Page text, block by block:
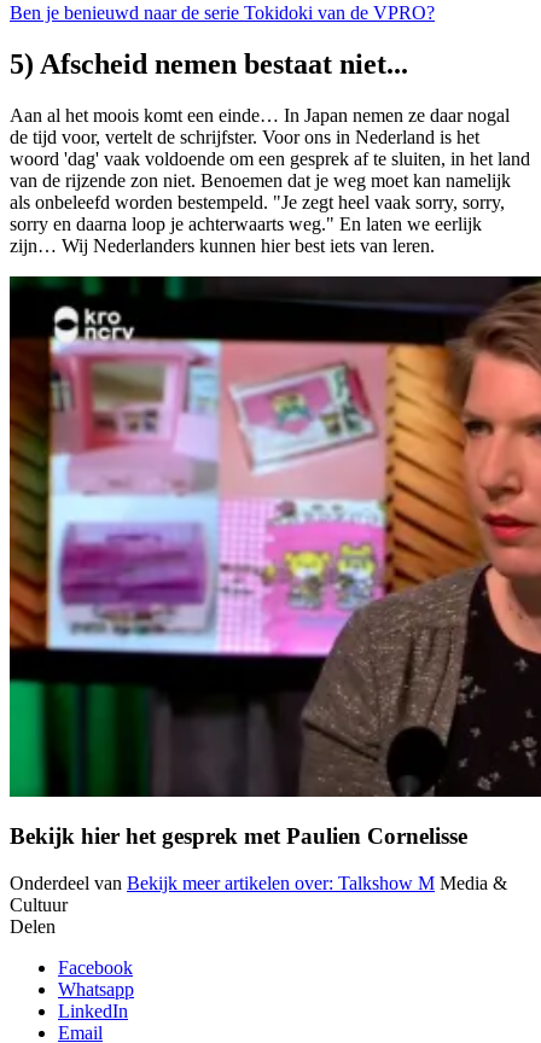
Ben je benieuwd naar de serie Tokidoki van de VPRO?
5) Afscheid nemen bestaat niet...
Aan al het moois komt een einde… In Japan nemen ze daar nogal
de tijd voor, vertelt de schrijfster. Voor ons in Nederland is het
woord 'dag' vaak voldoende om een gesprek af te sluiten, in het land
van de rijzende zon niet. Benoemen dat je weg moet kan namelijk
als onbeleefd worden bestempeld. "Je zegt heel vaak sorry, sorry,
sorry en daarna loop je achterwaarts weg." En laten we eerlijk
zijn… Wij Nederlanders kunnen hier best iets van leren.
Bekijk hier het gesprek met Paulien Cornelisse
Onderdeel van Bekijk meer artikelen over: Talkshow M Media &
Cultuur
Delen
Facebook
Whatsapp
LinkedIn
Email